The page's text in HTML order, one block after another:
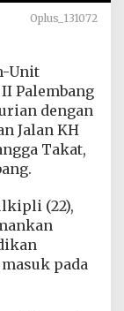
Oplus_131072
Unit
Palembang
dengan
Jalan KH
Takat,
(22),
pada